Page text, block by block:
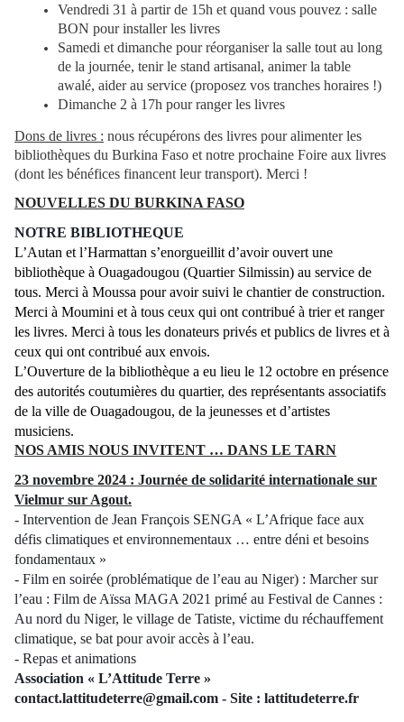
Vendredi 31 à partir de 15h et quand vous pouvez : salle
BON pour installer les livres
Samedi et dimanche pour réorganiser la salle tout au long
de la journée, tenir le stand artisanal, animer la table
awalé, aider au service (proposez vos tranches horaires !)
Dimanche 2 à 17h pour ranger les livres
Dons de livres : nous récupérons des livres pour alimenter les
bibliothèques du Burkina Faso et notre prochaine Foire aux livres
(dont les bénéfices financent leur transport). Merci !
NOUVELLES DU BURKINA FASO
NOTRE BIBLIOTHEQUE
L’Autan et l’Harmattan s’enorgueillit d’avoir ouvert une
bibliothèque à Ouagadougou (Quartier Silmissin) au service de
tous. Merci à Moussa pour avoir suivi le chantier de construction.
Merci à Moumini et à tous ceux qui ont contribué à trier et ranger
les livres. Merci à tous les donateurs privés et publics de livres et à
ceux qui ont contribué aux envois.
L’Ouverture de la bibliothèque a eu lieu le 12 octobre en présence
des autorités coutumières du quartier, des représentants associatifs
de la ville de Ouagadougou, de la jeunesses et d’artistes
musiciens.
NOS AMIS NOUS INVITENT … DANS LE TARN
23 novembre 2024 : Journée de solidarité internationale sur
Vielmur sur Agout.
- Intervention de Jean François SENGA « L’Afrique face aux
défis climatiques et environnementaux … entre déni et besoins
fondamentaux »
- Film en soirée (problématique de l’eau au Niger) : Marcher sur
l’eau : Film de Aïssa MAGA 2021 primé au Festival de Cannes :
Au nord du Niger, le village de Tatiste, victime du réchauffement
climatique, se bat pour avoir accès à l’eau.
- Repas et animations
Association « L’Attitude Terre »
contact.lattitudeterre@gmail.com - Site : lattitudeterre.fr